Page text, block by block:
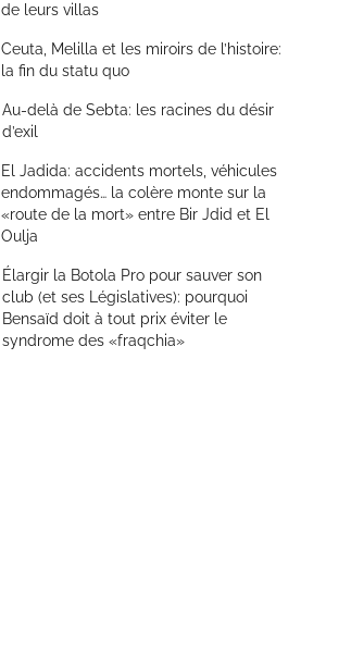
de leurs villas
Ceuta, Melilla et les miroirs de l’histoire:
la fin du statu quo
Au-delà de Sebta: les racines du désir
d’exil
El Jadida: accidents mortels, véhicules
endommagés… la colère monte sur la
«route de la mort» entre Bir Jdid et El
Oulja
Élargir la Botola Pro pour sauver son
club (et ses Législatives): pourquoi
Bensaïd doit à tout prix éviter le
syndrome des «fraqchia»